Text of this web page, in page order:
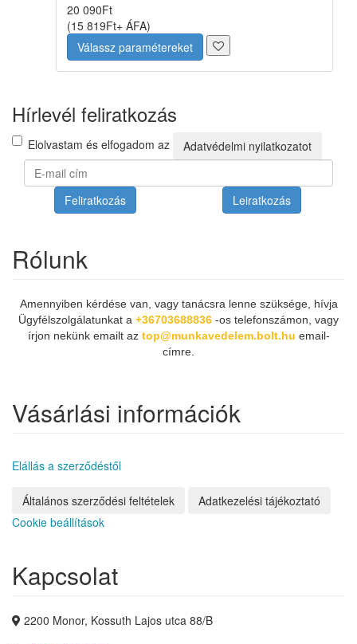
20 090Ft
(15 819Ft+ ÁFA)
Válassz paramétereket
Hírlevél feliratkozás
Elolvastam és elfogadom az Adatvédelmi nyilatkozatot
Feliratkozás Leiratkozás
Rólunk
Amennyiben kérdése van, vagy tanácsra lenne szüksége, hívja
Ügyfélszolgálatunkat a +36703688836 -os telefonszámon, vagy
írjon nekünk emailt az top@munkavedelem.bolt.hu email-
címre.
Vásárlási információk
Elállás a szerződéstől
Általános szerződési feltételek
Adatkezelési tájékoztató
Cookie beállítások
Kapcsolat
2200 Monor, Kossuth Lajos utca 88/B